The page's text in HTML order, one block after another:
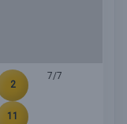
2
11
7/7